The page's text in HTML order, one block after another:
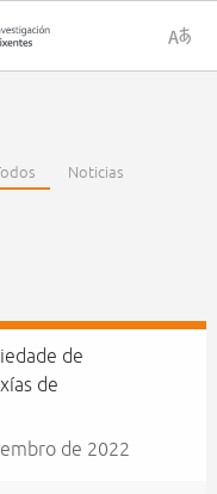
Noticias
de
de
de 2022